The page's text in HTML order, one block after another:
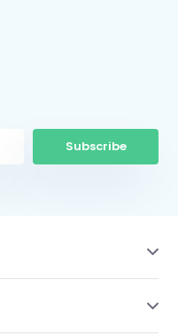
Subscribe